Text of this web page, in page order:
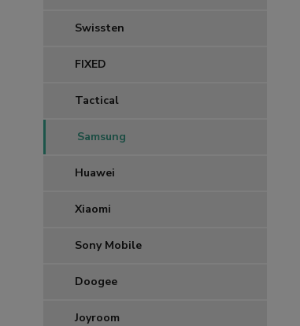
Swissten
FIXED
Tactical
Samsung
Huawei
Xiaomi
Sony Mobile
Doogee
Joyroom